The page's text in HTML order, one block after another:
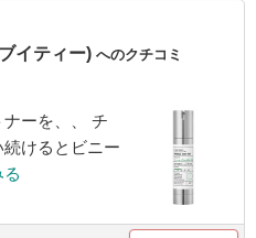
イティー) へのクチコミ
ーを、、 チ
けるとビニー